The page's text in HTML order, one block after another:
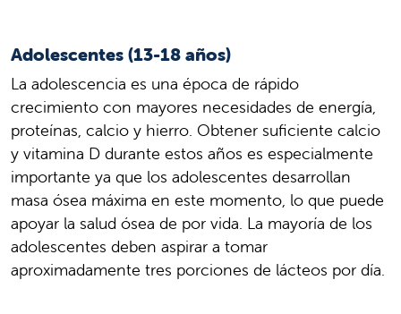
Adolescentes (13-18 años)
La adolescencia es una época de rápido
crecimiento con mayores necesidades de energía,
proteínas, calcio y hierro. Obtener suficiente calcio
y vitamina D durante estos años es especialmente
importante ya que los adolescentes desarrollan
masa ósea máxima en este momento, lo que puede
apoyar la salud ósea de por vida. La mayoría de los
adolescentes deben aspirar a tomar
aproximadamente tres porciones de lácteos por día.